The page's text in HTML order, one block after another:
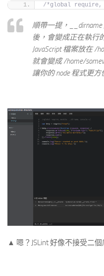
/*global require,
順帶一提， __dirname
後，會變成正在執行
JavaScript 檔案放在/
就會變成/home/
讓你的 node 程式更
▲ 嗯？JSLint 好像不接受二個